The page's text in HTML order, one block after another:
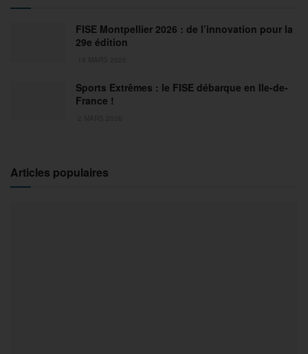
FISE Montpellier 2026 : de l’innovation pour la
29e édition
Sports Extrêmes : le FISE débarque en Ile-de-
France !
Articles populaires